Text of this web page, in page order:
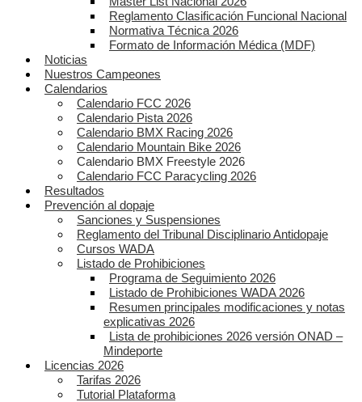
Reglamento Clasificación Funcional Nacional
Normativa Técnica 2026
Formato de Información Médica (MDF)
Noticias
Nuestros Campeones
Calendarios
Calendario FCC 2026
Calendario Pista 2026
Calendario BMX Racing 2026
Calendario Mountain Bike 2026
Calendario BMX Freestyle 2026
Calendario FCC Paracycling 2026
Resultados
Prevención al dopaje
Sanciones y Suspensiones
Reglamento del Tribunal Disciplinario Antidopaje
Cursos WADA
Listado de Prohibiciones
Programa de Seguimiento 2026
Listado de Prohibiciones WADA 2026
Resumen principales modificaciones y notas
explicativas 2026
Lista de prohibiciones 2026 versión ONAD –
Mindeporte
Licencias 2026
Tarifas 2026
Tutorial Plataforma